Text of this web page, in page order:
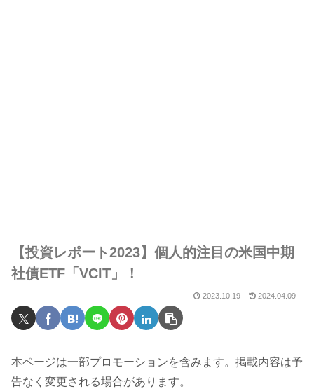
【投資レポート2023】個人的注目の米国中期
社債ETF「VCIT」！
2023.10.19 2024.04.09
本ページは一部プロモーションを含みます。掲載内容は予
告なく変更される場合があります。